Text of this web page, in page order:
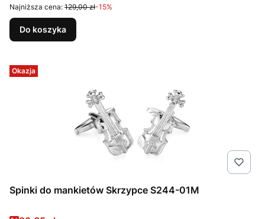
Najniższa cena: 129,00 zł-15%
Do koszyka
Okazja
Spinki do mankietów Skrzypce S244-01M